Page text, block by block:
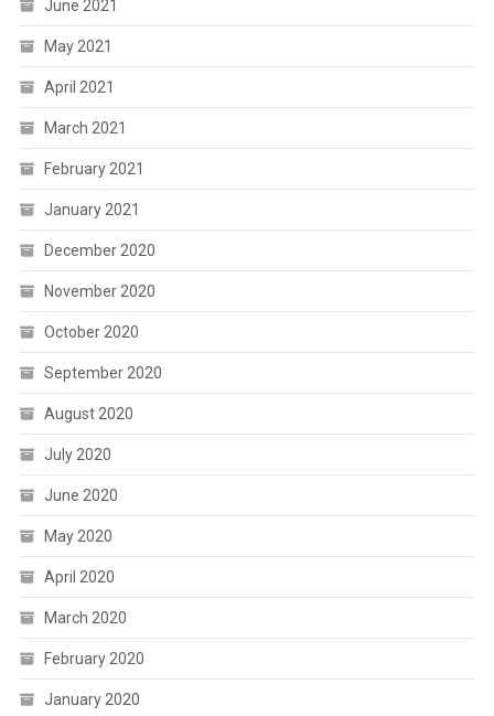
June 2021
May 2021
April 2021
March 2021
February 2021
January 2021
December 2020
November 2020
October 2020
September 2020
August 2020
July 2020
June 2020
May 2020
April 2020
March 2020
February 2020
January 2020